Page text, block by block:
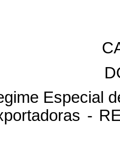
Especial
-